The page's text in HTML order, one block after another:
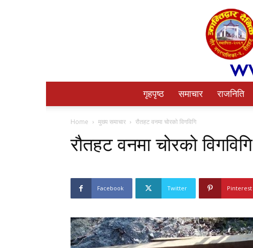
गृहपृष्ठ समाचार राजनिति
Home मुख्य समाचार रौतहट वनमा चोरको विगविगि
रौतहट वनमा चोरको विगविगि
Facebook Twitter Pinterest